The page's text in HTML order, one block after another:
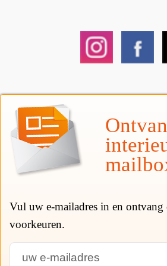
Vul uw e-mailadres in en
voorkeuren.